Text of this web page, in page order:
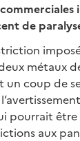
de
métaux
un coup de
pourrait
aux